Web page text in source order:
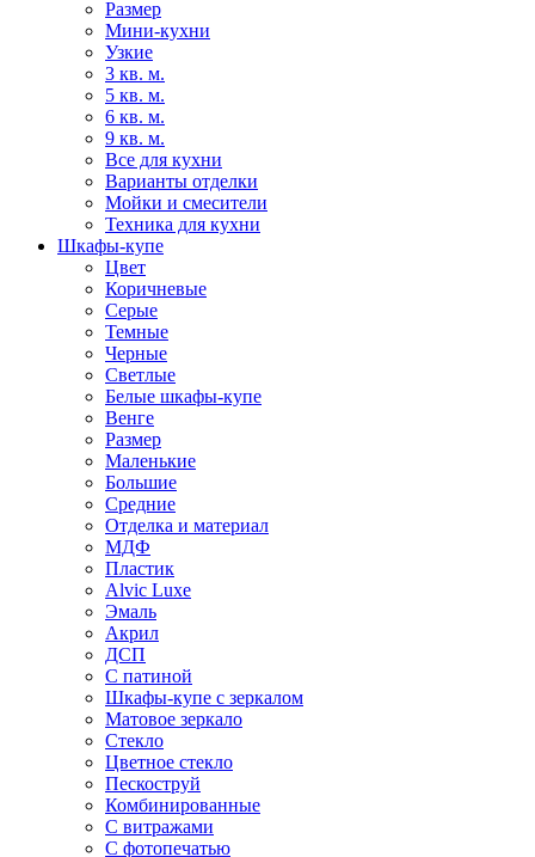
Размер
Мини-кухни
Узкие
3 кв. м.
5 кв. м.
6 кв. м.
9 кв. м.
Все для кухни
Варианты отделки
Мойки и смесители
Техника для кухни
Шкафы-купе
Цвет
Коричневые
Серые
Темные
Черные
Светлые
Белые шкафы-купе
Венге
Размер
Маленькие
Большие
Средние
Отделка и материал
МДФ
Пластик
Alvic Luxe
Эмаль
Акрил
ДСП
С патиной
Шкафы-купе с зеркалом
Матовое зеркало
Стекло
Цветное стекло
Пескоструй
Комбинированные
С витражами
С фотопечатью